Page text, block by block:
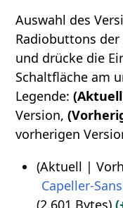
Auswahl des
Radiobuttons
und drücke die
Schaltfläche am
Legende:
Version,
vorherigen
Aktuell
Capeller-
2.601 Bytes